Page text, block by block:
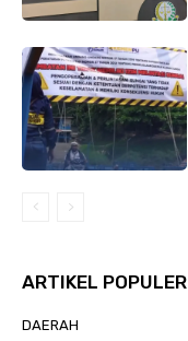
ARTIKEL POPULER
DAERAH